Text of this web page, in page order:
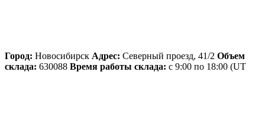
Город: Новосибирск Адрес: Северный проезд, 41/2 Объем
склада: 630088 Время работы склада: с 9:00 по 18:00 (UT